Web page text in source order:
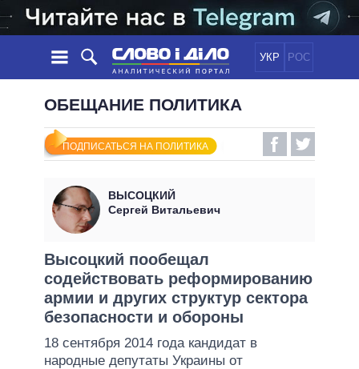
УКР РОС
НОВОСТИ
ЛЕНТА
СОБЫТИЯ
СТАТЬИ
МНЕНИЯ
ОБЗОРЫ
ДАЙДЖЕСТЫ
ПОЛИТИКА
ЭКОНОМИКА
МИР
ОБЕЩАНИЯ
ВСЕ ПОЛИТИКИ
ПРЕЗИДЕНТ И ОФИС
ВЕРХОВНАЯ РАДА
КАБИНЕТ МИНИСТРОВ
ГЛАВЫ ОБЛАДМИНИСТРАЦИЙ
МЭРЫ
ВСЕ ПЕРСОНЫ
ИНФОГРАФИКА
ПОДДЕРЖАТЬ
СРАВНЕНИЕ ПОЛИТИКОВ
ОБЕЩАНИЕ ПОЛИТИКА
ПОДПИСАТЬСЯ НА ПОЛИТИКА
ВЫСОЦКИЙ
Сергей Витальевич
Высоцкий пообещал
содействовать реформированию
армии и других структур сектора
безопасности и обороны
18 сентября 2014 года кандидат в
народные депутаты Украины от